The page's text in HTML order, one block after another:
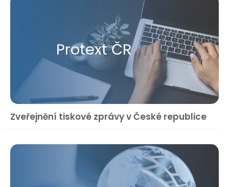
Protext ČR
Zveřejnění tiskové zprávy v České republice